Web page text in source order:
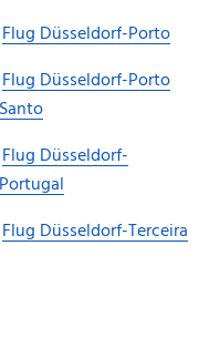
Flug Düsseldorf-Porto
Flug Düsseldorf-Porto
Santo
Flug Düsseldorf-
Portugal
Flug Düsseldorf-Terceira